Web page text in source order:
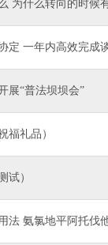
为什么转向的时候
定 一年内高效完成
展“普法坝坝会”
福礼品）
试）
法 氨氯地平阿托伐